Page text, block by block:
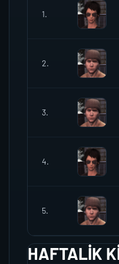
1.
2.
3.
4.
5.
HAFTALIK